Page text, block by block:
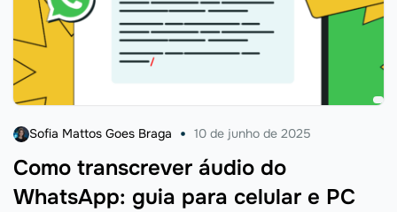
Como transcrever áudio do
WhatsApp: guia para celular e PC
Sofia Mattos Goes Braga 10 de junho de 2025